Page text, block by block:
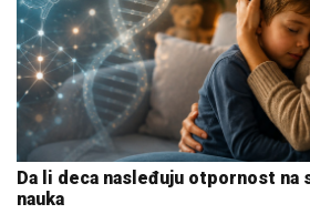
Da li deca nasleđuju otpornost na
nauka